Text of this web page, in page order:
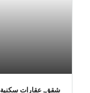
شقق, عقارات سكنية